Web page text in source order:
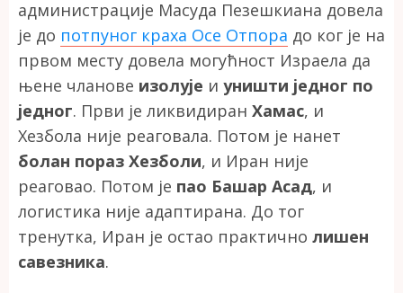
администрације Масуда Пезешкиана довела
је до потпуног краха Осе Отпора до ког је на
првом месту довела могућност Израела да
њене чланове изолује и уништи једног по
једног. Први је ликвидиран Хамас, и
Хезбола није реаговала. Потом је нанет
болан пораз Хезболи, и Иран није
реаговао. Потом је пао Башар Асад, и
логистика није адаптирана. До тог
тренутка, Иран је остао практично лишен
савезника.